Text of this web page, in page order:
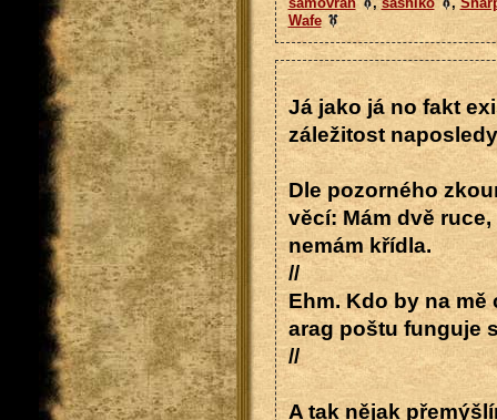
Wafe
Já jako já no fakt
záležitost
Dle pozorného
věcí: Mám dvě
nemám křídla.
//
Ehm. Kdo by na
arag poštu funguje
//
A tak nějak